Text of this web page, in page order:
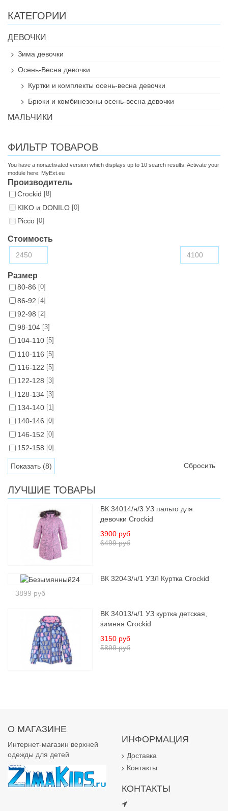
КАТЕГОРИИ
ДЕВОЧКИ
Зима девочки
Осень-Весна девочки
Куртки и комплекты осень-весна девочки
Брюки и комбинезоны осень-весна девочки
МАЛЬЧИКИ
ФИЛЬТР ТОВАРОВ
You have a nonactivated version which displays up to 10 search results. Activate your
module here: MyExt.eu
Производитель
Croсkid [8]
KIKO и DONILO [0]
Picco [0]
Стоимость
Размер
80-86 [0]
86-92 [4]
92-98 [2]
98-104 [3]
104-110 [5]
110-116 [5]
116-122 [5]
122-128 [3]
128-134 [3]
134-140 [1]
140-146 [0]
146-152 [0]
152-158 [0]
Сбросить
ЛУЧШИЕ ТОВАРЫ
ВК 34014/н/3 УЗ пальто для
девочки Crockid
6499 руб
3900 руб
ВК 32043/н/1 УЗЛ Куртка Crockid
3899 руб
ВК 34013/н/1 УЗ куртка детская,
зимняя Crockid
5899 руб
3150 руб
О МАГАЗИНЕ
Интернет-магазин верхней
одежды для детей
ИНФОРМАЦИЯ
Доставка
Контакты
КОНТАКТЫ